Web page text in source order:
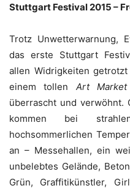
Stuttgart Festival 2015 –
Trotz Unwetterwarnung,
das erste Stuttgart
allen Widrigkeiten
einem tollen Art Market
überrascht und verwöhnt.
kommen bei
hochsommerlichen
an – Messehallen, ein
unbelebtes Gelände,
Grün, Graffitikünstler,